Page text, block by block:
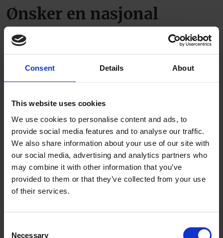
Consent Details About
This website uses cookies
We use cookies to personalise content and ads, to
provide social media features and to analyse our traffic.
We also share information about your use of our site with
our social media, advertising and analytics partners who
may combine it with other information that you’ve
provided to them or that they’ve collected from your use
of their services.
Necessary
Ønsker en nasjonal
standard for